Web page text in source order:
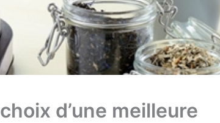
d’une meilleure